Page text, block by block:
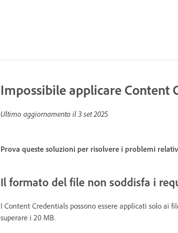
Impossibile applicare Content
Ultimo aggiornamento il 3 set 2025
Prova queste soluzioni per risolvere i problemi
Il formato del file non soddisfa i
I Content Credentials possono essere applicati solo ai
superare i 20 MB.